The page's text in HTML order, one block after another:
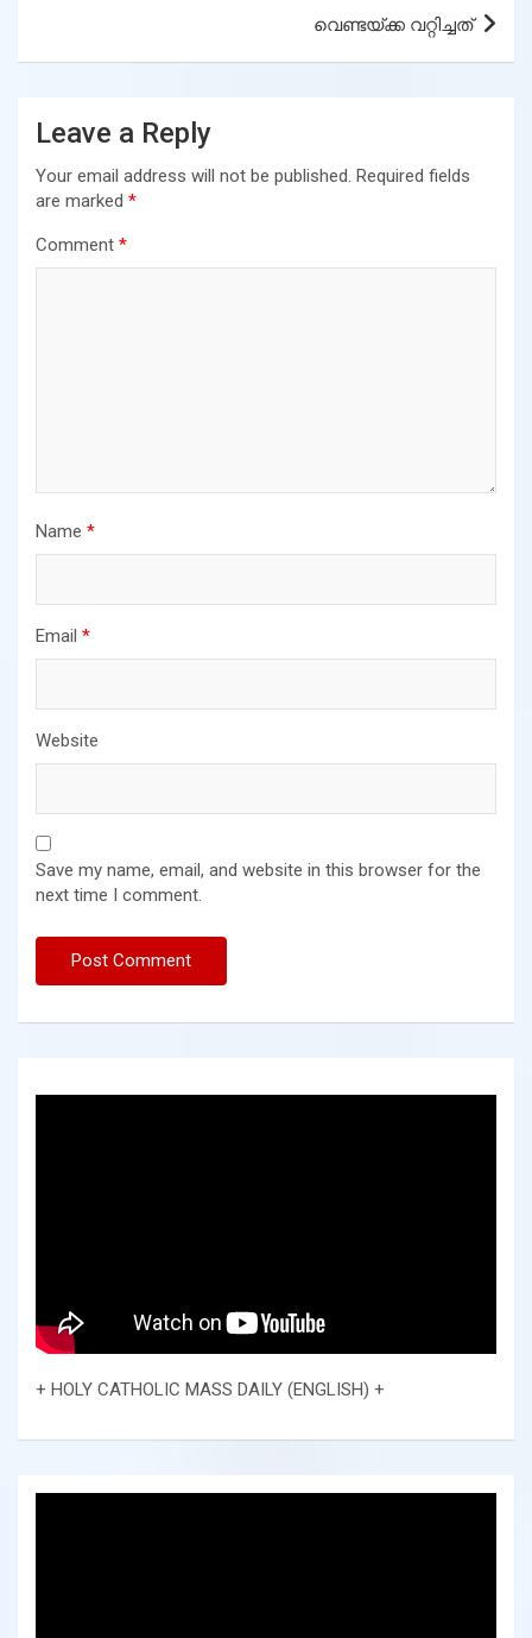
വെണ്ടയ്ക്ക വറ്റിച്ചത്
Leave a Reply
Your email address will not be published. Required fields
are marked *
Comment *
Name *
Email *
Website
Save my name, email, and website in this browser for the
next time I comment.
+ HOLY CATHOLIC MASS DAILY (ENGLISH) +